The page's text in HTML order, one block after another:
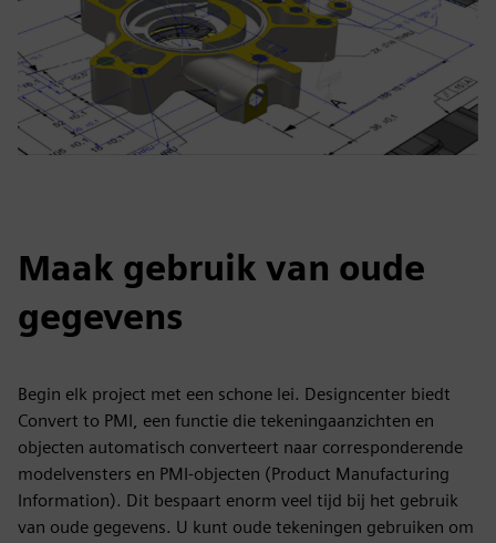
Maak gebruik van oude
gegevens
Begin elk project met een schone lei. Designcenter biedt
Convert to PMI, een functie die tekeningaanzichten en
objecten automatisch converteert naar corresponderende
modelvensters en PMI-objecten (Product Manufacturing
Information). Dit bespaart enorm veel tijd bij het gebruik
van oude gegevens. U kunt oude tekeningen gebruiken om